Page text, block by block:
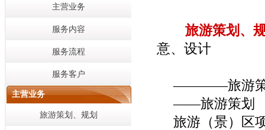
主营业务
服务内容
服务流程
服务客户
主营业务
旅游策划、规划
旅游策划、
意、设计
————旅游
——旅游策划
旅游（景）区